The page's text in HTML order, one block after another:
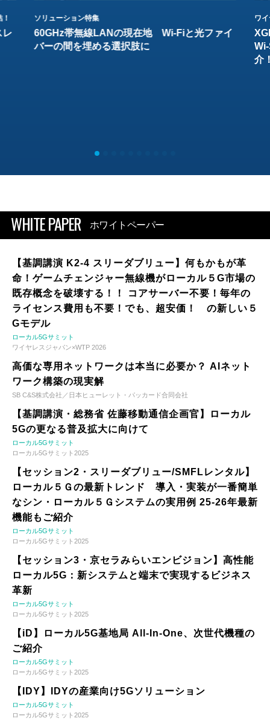
レ
ソリューション特集
60GHz帯無線LANの現在地 Wi-Fiと光ファイ
バーの間を埋める選択肢に
ワ
介
WHITE PAPER ホワイトペーパー
【基調講演 K2-4 スリーダブリュー】何もかもが革
命！ゲームチェンジャー無線機がローカル５G市場の
既存概念を破壊する！！ コアサーバー不要！毎年の
ライセンス費用も不要！でも、超安価！ の新しい５
Gモデル
ローカル5Gサミット
ワイヤレスジャパン×WTP 2026
高価な専用ネットワークは本当に必要か？ AIネット
ワーク構築の現実解
SB C&S株式会社／日本ヒューレット・パッカード合同会社
【基調講演・総務省 佐藤移動通信企画官】ローカル
5Gの更なる普及拡大に向けて
ローカル5Gサミット
ローカル5Gサミット2025
【セッション2・スリーダブリュー/SMFLレンタル】
ローカル５Ｇの最新トレンド 導入・実装が一番簡単
なシン・ローカル５Ｇシステムの実用例 25-26年最新
機能もご紹介
ローカル5Gサミット
ローカル5Gサミット2025
【セッション3・京セラみらいエンビジョン】高性能
ローカル5G：新システムと端末で実現するビジネス
革新
ローカル5Gサミット
ローカル5Gサミット2025
【iD】ローカル5G基地局 All-In-One、次世代機種の
ご紹介
ローカル5Gサミット
ローカル5Gサミット2025
【IDY】IDYの産業向け5Gソリューション
ローカル5Gサミット
ローカル5Gサミット2025